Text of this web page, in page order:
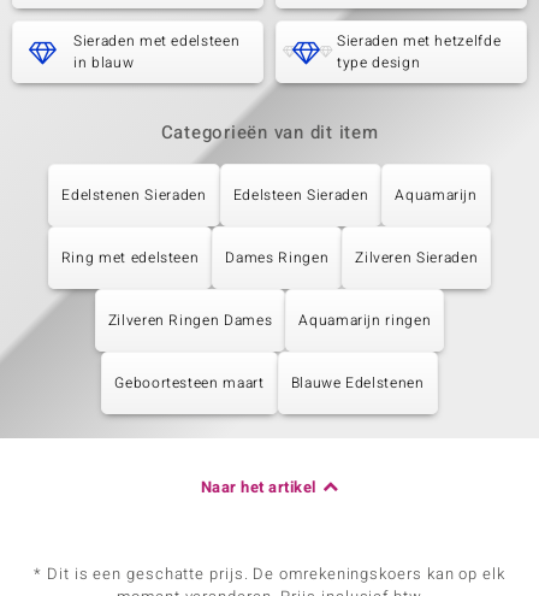
Sieraden met edelsteen
in blauw
Sieraden met hetzelfde
type design
Categorieën van dit item
Edelstenen Sieraden Edelsteen Sieraden Aquamarijn
Ring met edelsteen Dames Ringen Zilveren Sieraden
Zilveren Ringen Dames Aquamarijn ringen
Geboortesteen maart Blauwe Edelstenen
Naar het artikel
* Dit is een geschatte prijs. De omrekeningskoers kan op elk